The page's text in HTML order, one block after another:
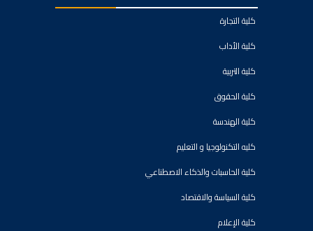
كلية التجارة
كلية الأداب
كلية التربية
كلية الحقوق
كلية الهندسة
كليه التكنولوجيا و التعليم
كلية الحاسبات والذكاء الاصطناعي
كلية السياسة والاقتصاد
كلية الإعلام